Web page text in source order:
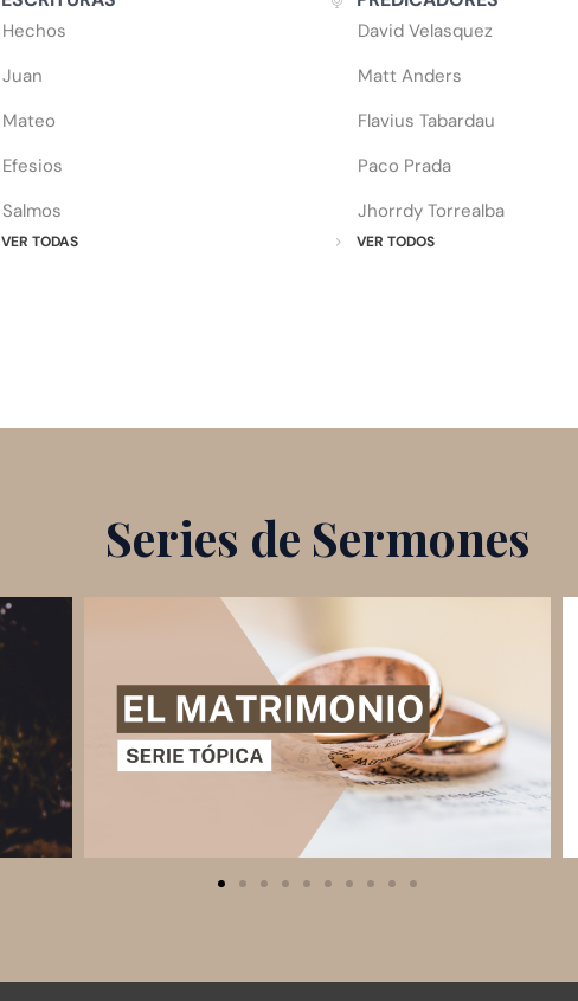
Hechos
Juan
Mateo
Efesios
Salmos
VER TODAS
David Velasquez
Matt Anders
Flavius Tabardau
Paco Prada
Jhorrdy Torrealba
VER TODOS
Series de Sermones